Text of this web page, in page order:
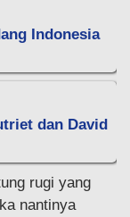
Indonesia
dan David
rugi yang
nantinya